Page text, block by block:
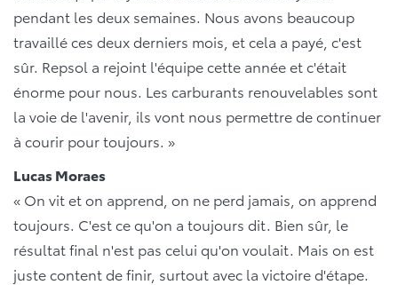
pendant les deux semaines. Nous avons beaucoup
travaillé ces deux derniers mois, et cela a payé, c'est
sûr. Repsol a rejoint l'équipe cette année et c'était
énorme pour nous. Les carburants renouvelables sont
la voie de l'avenir, ils vont nous permettre de continuer
à courir pour toujours. »
Lucas Moraes
« On vit et on apprend, on ne perd jamais, on apprend
toujours. C'est ce qu'on a toujours dit. Bien sûr, le
résultat final n'est pas celui qu'on voulait. Mais on est
juste content de finir, surtout avec la victoire d'étape.